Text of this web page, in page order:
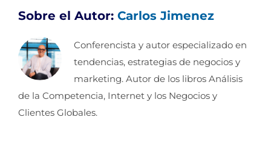
Sobre el Autor: Carlos Jimenez
Conferencista y autor especializado en
tendencias, estrategias de negocios y
marketing. Autor de los libros Análisis
de la Competencia, Internet y los Negocios y
Clientes Globales.